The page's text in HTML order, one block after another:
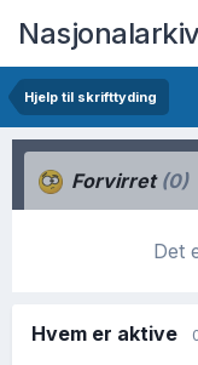
Hjelp til skrifttyding
Forvirret (0)
Det
Hvem er aktive